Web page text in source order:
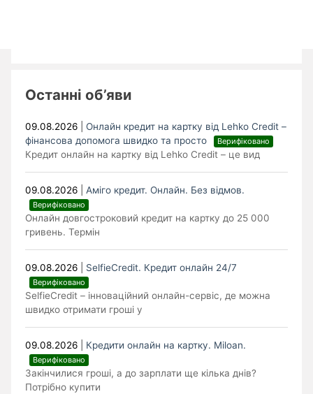
Останні об’яви
09.08.2026 |Онлайн кредит на картку від Lehko Сredit –
фінансова допомога швидко та просто
Верифіковано
Кредит онлайн на картку від Lehko Credit – це вид
09.08.2026 Аміго кредит. Онлайн. Без відмов.
Верифіковано
Онлайн довгостроковий кредит на картку до 25 000
гривень. Термін
09.08.2026 SelfieCredit. Кредит онлайн 24/7
Верифіковано
SelfieCredit – інноваційний онлайн-сервіс, де можна
швидко отримати гроші у
09.08.2026 Кредити онлайн на картку. Miloan.
Верифіковано
Закінчилися гроші, а до зарплати ще кілька днів?
Потрібно купити